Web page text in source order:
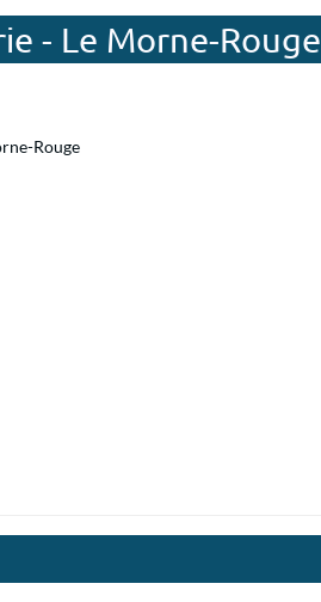
- Le Morne-Rouge
Rouge